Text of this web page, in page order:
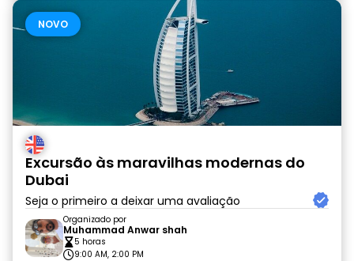
NOVO
Excursão às maravilhas modernas do
Dubai
Seja o primeiro a deixar uma avaliação
Organizado por
Muhammad Anwar shah
5 horas
9:00 AM, 2:00 PM